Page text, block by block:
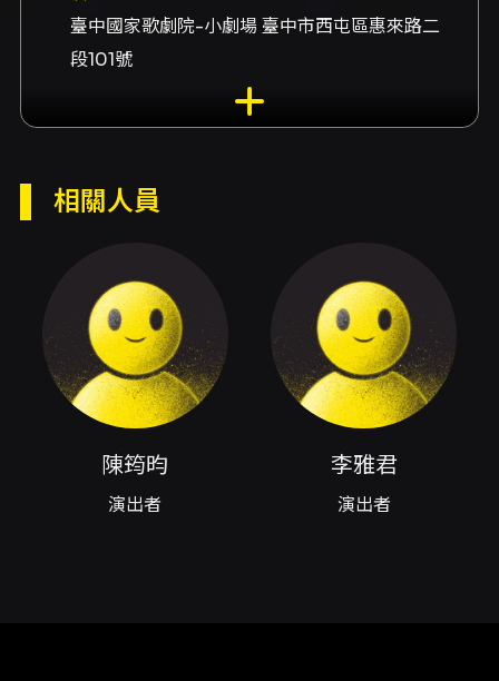
臺中國家歌劇院-小劇場 臺中市西屯區惠來路二
段101號
內容簡介
品，並致力於以沙龍音樂會形式將音樂作品帶入
愛樂者的生活中。本場節目將圍繞西班牙曲風，
涵蓋法雅、拉威爾、夏布里耶、莫什科夫斯
基⋯⋯等作曲家的經典鋼琴二重奏作品或改編作
品，在熱情奔放的節奏與引人入勝的旋律中，帶
您探訪西國的浪漫風情。
相關人員
陳筠昀
演出者
李雅君
演出者